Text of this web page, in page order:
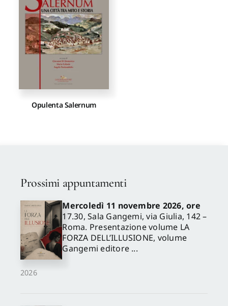
Proposte di pubblicazione
Gangemi Editore
Newsletter
Opulenta Salernum
Prossimi appuntamenti
2026
Mercoledì 11 novembre 2026, ore
17.30, Sala Gangemi, via Giulia, 142 –
Roma. Presentazione volume LA
FORZA DELL’ILLUSIONE, volume
Gangemi editore ...